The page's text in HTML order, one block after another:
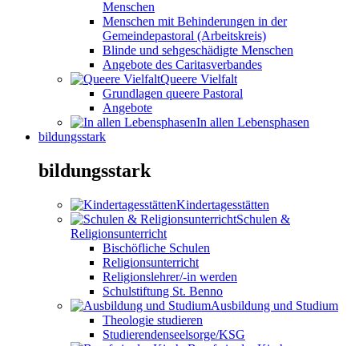
Menschen
Menschen mit Behinderungen in der
Gemeindepastoral (Arbeitskreis)
Blinde und sehgeschädigte Menschen
Angebote des Caritasverbandes
Queere Vielfalt
Grundlagen queere Pastoral
Angebote
In allen Lebensphasen
bildungsstark
bildungsstark
Kindertagesstätten
Schulen &
Religionsunterricht
Bischöfliche Schulen
Religionsunterricht
Religionslehrer/-in werden
Schulstiftung St. Benno
Ausbildung und Studium
Theologie studieren
Studierendenseelsorge/KSG